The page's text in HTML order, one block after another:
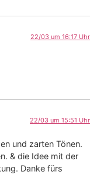
22/03 um 16:17 Uhr
22/03 um 15:51 Uhr
und zarten Tönen.
& die Idee mit der
Danke fürs